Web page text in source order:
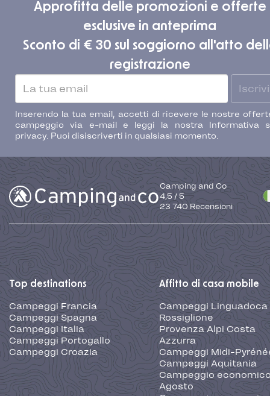
Approfitta delle promozioni e offerte
esclusive in anteprima
Sconto di € 30 sul soggiorno all'atto
registrazione
Inserendo la tua email, accetti di ricevere le nostre
campeggio via e-mail e leggi la nostra Informativa
privacy. Puoi disiscriverti in qualsiasi momento.
Camping and Co
4,5 / 5
23 740 Recensioni
Top destinations
Campeggi Francia
Campeggi Spagna
Campeggi Italia
Campeggi Portogallo
Campeggi Croazia
Affitto di casa mobile
Campeggi Linguadoca
Rossiglione
Provenza Alpi Costa
Azzurra
Campeggi Midi-
Campeggi Aquitania
Campeggio
Agosto